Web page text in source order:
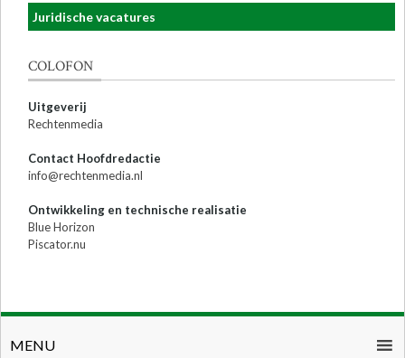
Juridische vacatures
COLOFON
Uitgeverij
Rechtenmedia
Contact Hoofdredactie
info@rechtenmedia.nl
Ontwikkeling en technische realisatie
Blue Horizon
Piscator.nu
MENU